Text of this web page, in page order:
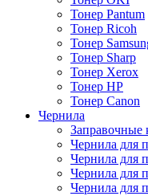
Тонер Pantum
Тонер Ricoh
Тонер
Тонер Sharp
Тонер Xerox
Тонер НР
Тонер Саnon
Чернила
Заправочные
Чернила для
Чернила для
Чернила для
Чернила для